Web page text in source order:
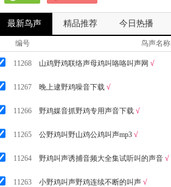
最新鸟声 精品推荐 今日热播
编号 鸟声名称
11268 山鸡野鸡联络声母鸡叫咯咯叫声网 √
11267 晚上逮野鸡噪音下载 √
11266 野鸡媒音抓野鸡专用声音下载 √
11265 公野鸡叫野山鸡公鸡叫声mp3 √
11264 野鸡叫声诱捕音频大全集试听叫的声音 √
11263 小野鸡叫声野鸡连续不断的叫声 √